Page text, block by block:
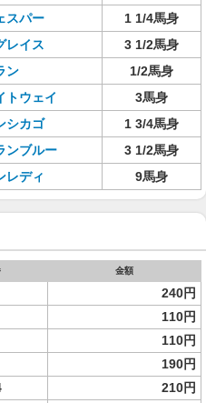
スパー
1 1/4馬身
レイス
3 1/2馬身
ラン
1/2馬身
トウェイ
3馬身
シカゴ
1 3/4馬身
ンブルー
3 1/2馬身
レディ 9馬身
金額
240円
110円
110円
190円
210円